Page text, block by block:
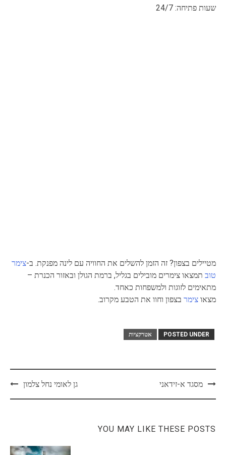
שעות פתיחה: 24/7
מטיילים בצפון? זה הזמן להשלים את החוויה עם לינה מפנקת. ב-צימר
טוב תמצאו צימרים מובילים בגליל, ברמת הגולן ובאזור הכנרת –
מתאימים לזוגות ולמשפחות כאחד.
מצאו צימר בצפון וחוו את הטבע מקרוב.
POSTED UNDER אטרקציות
Postמסגד א-זידאני גן לאומי נחל צלמון
YOU MAY LIKE THESE POSTS